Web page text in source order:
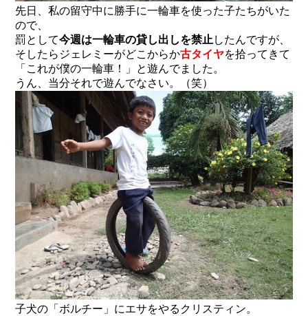
先日、私の留守中に勝手に一輪車を使った子たちがいた
ので、
罰として今週は一輪車の貸し出しを禁止 したんですが、
そしたらジェレミーがどこからか古タイヤを拾ってきて
「これが僕の一輪車！」と遊んでました。
うん、当分それで遊んでなさい。（笑）
子犬の「ボルチー」にエサをやるクリスティン。